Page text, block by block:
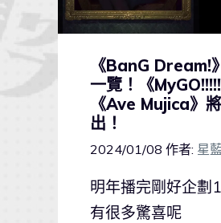
《BanG Dream!
一覽！《
《Ave Mujica》
出！
2024/01/08 作者: 星
明年播完剛好企劃
有很多驚喜呢